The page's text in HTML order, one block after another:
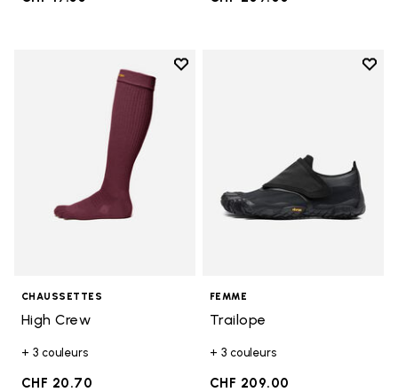
Add to wishlist
CHAUSSETTES
High Crew
+ 3 couleurs
CHF 20.70
Add
FEMME
Trailope
+ 3 couleurs
CHF 209.00